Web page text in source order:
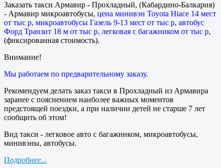
Заказать такси Армавир - Прохладный, (Кабардино-Балкария)
- Армавир микроавтобусы, цена минивэн Toyota Hiace 14 мест
от тыс р, микроавтобусы Газель 9-13 мест от тыс р, автобус
Форд Транзит 18 м от тыс р, легковая с багажником от тыс р,
(фиксированная стоимость).
Внимание!
Мы работаем по предварительному заказу.
Рекомендуем делать заказ такси в Прохладный из Армавира
заранее с пояснением наиболее важных моментов
предстоящей поездки, а при наличии детей не старше 7 лет
сообщить об этом!
Вид такси - легковое авто с багажником, микроавтобусы,
минивэны, автобусы.
Подробнее...